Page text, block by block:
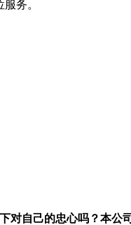
务。
对自己的忠心吗？本公